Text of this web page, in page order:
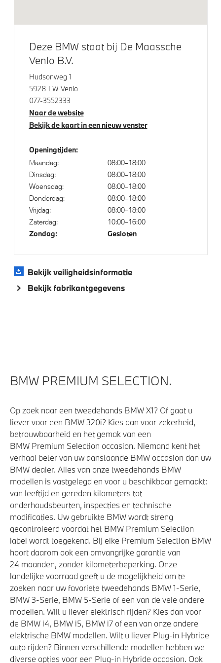
Laadkabel (Mode 3, 22kW)
xDrive - Vierwielaandrijving
Extra tankvulling
Steptronic transmissie met schakelpaddles aan het
Veiligheid
Akoestische waarschuwing voor voetgangers
Actieve Voetgangersbescherming
Isofix bevestiging passagierstoel voor
Deze BMW staat bij De Maassche
Venlo B.V.
Hudsonweg 1
5928 LW Venlo
077-3552333
Naar de website
Bekijk de kaart in een nieuw venster
Openingtijden:
Maandag:
08:00–18:00
Dinsdag:
08:00–18:00
Woensdag:
08:00–18:00
Donderdag:
08:00–18:00
Vrijdag:
08:00–18:00
Zaterdag:
10:00–16:00
Zondag: Gesloten
Bekijk veiligheidsinformatie
Bekijk fabrikantgegevens
BMW PREMIUM SELECTION.
Op zoek naar een tweedehands BMW X1? Of gaat u
liever voor een BMW 320i? Kies dan voor zekerheid,
betrouwbaarheid en het gemak van een
BMW Premium Selection occasion. Niemand kent het
verhaal beter van uw aanstaande BMW occasion dan uw
BMW dealer. Alles van onze tweedehands BMW
modellen is vastgelegd en voor u beschikbaar gemaakt:
van leeftijd en gereden kilometers tot
onderhoudsbeurten, inspecties en technische
modificaties. Uw gebruikte BMW wordt streng
gecontroleerd voordat het BMW Premium Selection
label wordt toegekend. Bij elke Premium Selection BMW
hoort daarom ook een omvangrijke garantie van
24 maanden, zonder kilometerbeperking. Onze
landelijke voorraad geeft u de mogelijkheid om te
zoeken naar uw favoriete tweedehands BMW 1-Serie,
BMW 3-Serie, BMW 5-Serie of een van de vele andere
modellen. Wilt u liever elektrisch rijden? Kies dan voor
de BMW i4, BMW i5, BMW i7 of een van onze andere
elektrische BMW modellen. Wilt u liever Plug-in Hybride
auto rijden? Binnen verschillende modellen hebben we
diverse opties voor een Plug-in Hybride occasion. Ook